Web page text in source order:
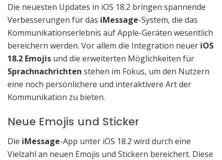
Die neuesten Updates in iOS 18.2 bringen spannende
Verbesserungen für das iMessage-System, die das
Kommunikationserlebnis auf Apple-Geräten wesentlich
bereichern werden. Vor allem die Integration neuer iOS
18.2 Emojis und die erweiterten Möglichkeiten für
Sprachnachrichten stehen im Fokus, um den Nutzern
eine noch persönlichere und interaktivere Art der
Kommunikation zu bieten.
Neue Emojis und Sticker
Die iMessage-App unter iOS 18.2 wird durch eine
Vielzahl an neuen Emojis und Stickern bereichert. Diese